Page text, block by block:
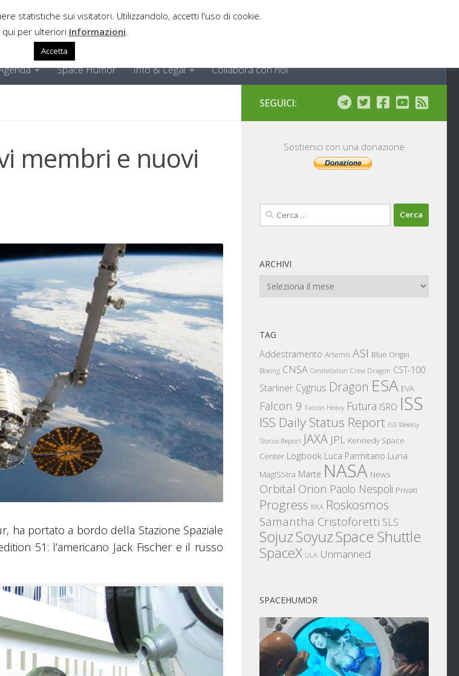
Space Humor Info & Legal Collabora con noi
membri e nuovi
ha portato a bordo della Stazione Spaziale
51: l’americano Jack Fischer e il russo
SEGUICI:
Sostienici con una donazione
Ricerca
per:
ARCHIVI
Archivi
TAG
Addestramento Artemis ASI Blue Origin
Boeing CNSA Constellation Crew Dragon CST-100
Starliner Cygnus Dragon ESA EVA
Falcon 9 Falcon Heavy Futura ISRO ISS
ISS Daily Status Report ISS Weekly
Status Report JAXA JPL Kennedy Space
Center Logbook Luca Parmitano Luna
MagISStra Marte NASA News
Orbital Orion Paolo Nespoli Privati
Progress RKA Roskosmos
Samantha Cristoforetti SLS
SojuzSoyuzSpace Shuttle
SpaceX ULA Unmanned
SPACEHUMOR
statistiche sui visitatori. Utilizzandolo, accetti l'uso di cookie.
qui per ulteriori Informazioni
Accetta